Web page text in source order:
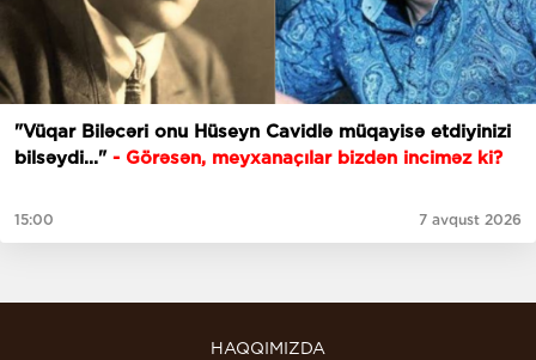
"Vüqar Biləcəri onu Hüseyn Cavidlə müqayisə etdiyinizi
bilsəydi..." - Görəsən, meyxanaçılar bizdən inciməz ki?
15:00 7 avqust 2026
HAQQIMIZDA